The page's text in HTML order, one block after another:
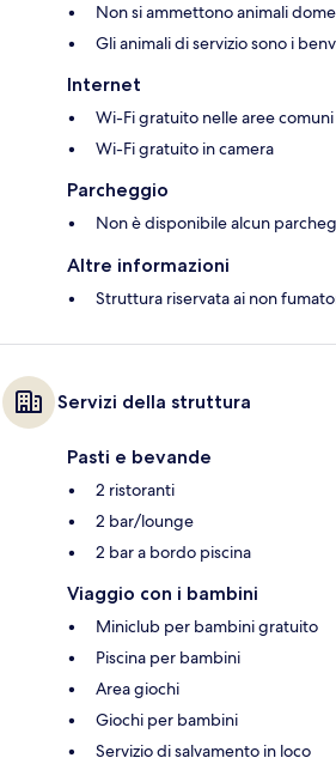
Non si ammettono animali
Gli animali di servizio sono i
Internet
Wi-Fi gratuito nelle aree comuni
Wi-Fi gratuito in camera
Parcheggio
Non è disponibile alcun
Altre informazioni
Struttura riservata ai non
Servizi della struttura
Pasti e bevande
2 ristoranti
2 bar/lounge
2 bar a bordo piscina
Viaggio con i bambini
Miniclub per bambini gratuito
Piscina per bambini
Area giochi
Giochi per bambini
Servizio di salvamento in loco